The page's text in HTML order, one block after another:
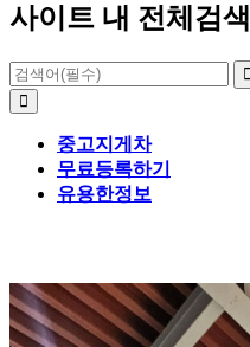
사이트 내 전체검색
중고지게차
무료등록하기
유용한정보